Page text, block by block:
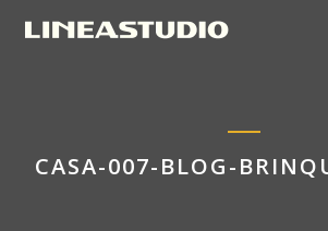
CASA-007-BLOG-